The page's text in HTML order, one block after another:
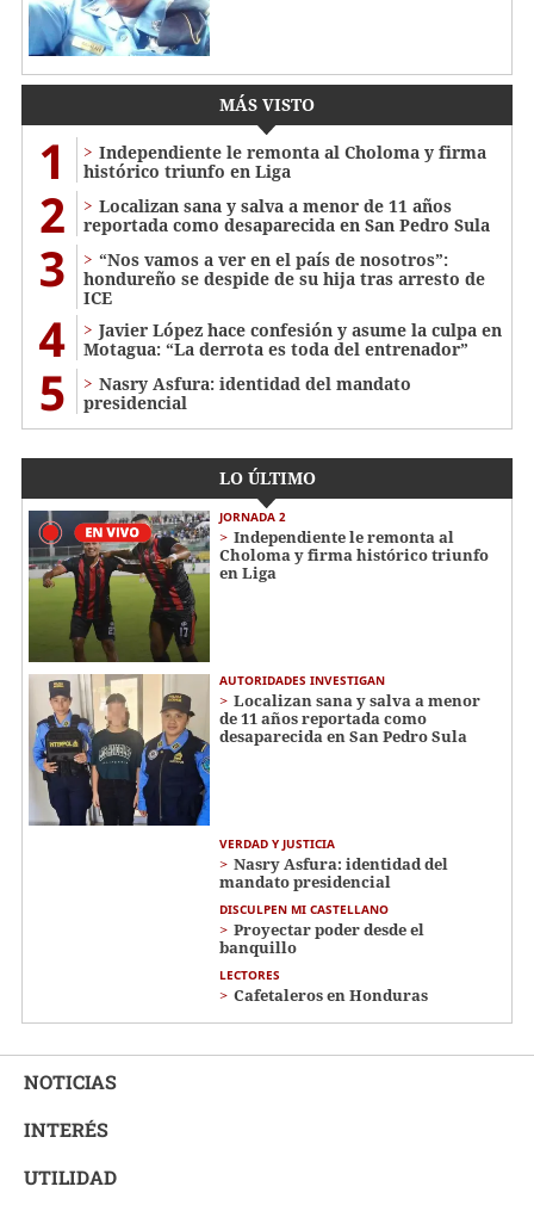
MÁS VISTO
1
Independiente le remonta al Choloma y firma
histórico triunfo en Liga
2
Localizan sana y salva a menor de 11 años
reportada como desaparecida en San Pedro Sula
3
“Nos vamos a ver en el país de nosotros”:
hondureño se despide de su hija tras arresto de
ICE
4
Javier López hace confesión y asume la culpa en
Motagua: “La derrota es toda del entrenador”
5
Nasry Asfura: identidad del mandato
presidencial
LO ÚLTIMO
JORNADA 2
Independiente le remonta al
Choloma y firma histórico triunfo
en Liga
AUTORIDADES INVESTIGAN
Localizan sana y salva a menor
de 11 años reportada como
desaparecida en San Pedro Sula
VERDAD Y JUSTICIA
Nasry Asfura: identidad del
mandato presidencial
DISCULPEN MI CASTELLANO
Proyectar poder desde el
banquillo
LECTORES
Cafetaleros en Honduras
NOTICIAS
INTERÉS
UTILIDAD